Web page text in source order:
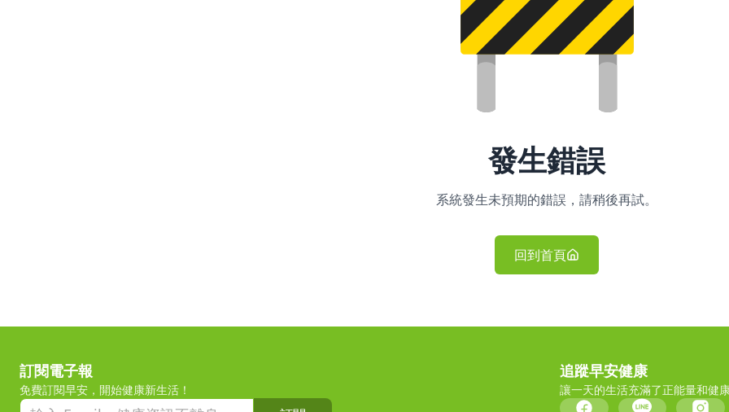
發生錯誤
系統發生未預期的錯誤，請稍後再試。
回到首頁
訂閱電子報
免費訂閱早安，開始健康新生活！
追蹤早安健康
讓一天的生活充滿了正能量和健